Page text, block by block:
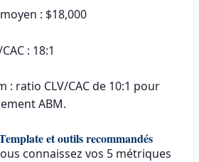
: $18,000
: 18:1
: ratio CLV/CAC de 10:1 pour
ABM.
et outils recommandés
connaissez vos 5 métriques